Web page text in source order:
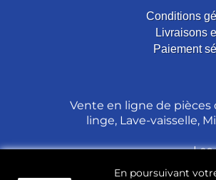
Conditions
Livraisons
Paiement
Vente en ligne de pièces
linge, Lave-vaisselle,
En poursuivant